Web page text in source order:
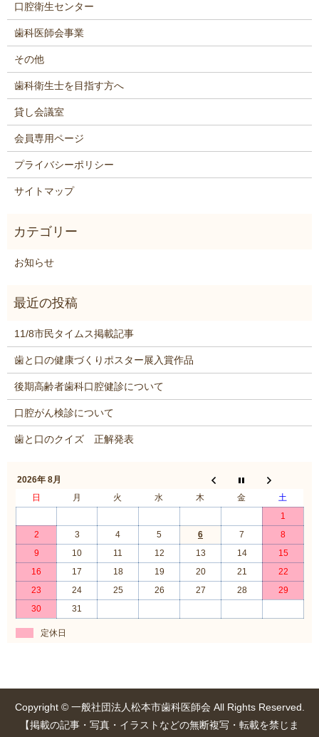
口腔衛生センター
歯科医師会事業
その他
歯科衛生士を目指す方へ
貸し会議室
会員専用ページ
プライバシーポリシー
サイトマップ
お知らせ
11/8市民タイムス掲載記事
歯と口の健康づくりポスター展入賞作品
後期高齢者歯科口腔健診について
口腔がん検診について
歯と口のクイズ 正解発表
2026年 8月
日
月 火 水 木 金
土
1
2
3 4 5 6 7
8
9
10 11 12 13 14
15
16
17 18 19 20 21
22
23
24 25 26 27 28
29
30
31
定休日
Copyright © 一般社団法人松本市歯科医師会 All Rights Reserved.
【掲載の記事・写真・イラストなどの無断複写・転載を禁じま